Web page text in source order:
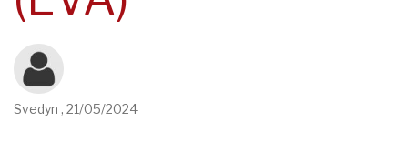
Svedyn , 21/05/2024